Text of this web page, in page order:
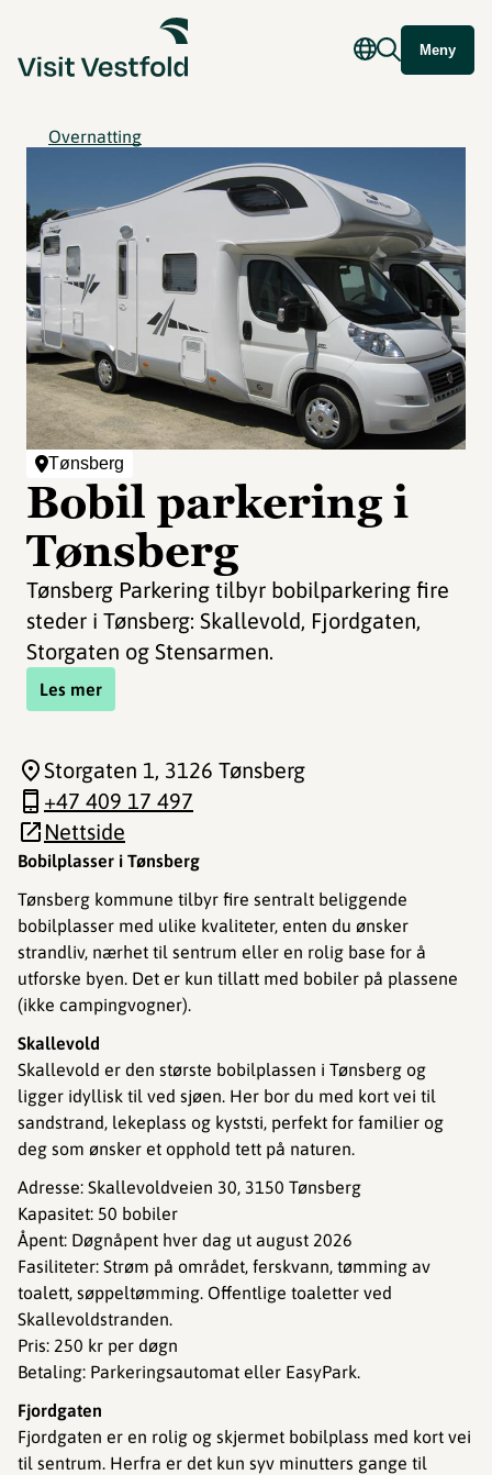
Meny
Overnatting
Tønsberg
Bobil parkering i
Tønsberg
Tønsberg Parkering tilbyr bobilparkering fire
steder i Tønsberg: Skallevold, Fjordgaten,
Storgaten og Stensarmen.
Les mer
Bobilplasser i Tønsberg
Tønsberg kommune tilbyr fire sentralt beliggende
bobilplasser med ulike kvaliteter, enten du ønsker
strandliv, nærhet til sentrum eller en rolig base for å
utforske byen. Det er kun tillatt med bobiler på plassene
(ikke campingvogner).
Skallevold
Skallevold er den største bobilplassen i Tønsberg og
ligger idyllisk til ved sjøen. Her bor du med kort vei til
sandstrand, lekeplass og kyststi, perfekt for familier og
deg som ønsker et opphold tett på naturen.
Adresse: Skallevoldveien 30, 3150 Tønsberg
Kapasitet: 50 bobiler
Åpent: Døgnåpent hver dag ut august 2026
Fasiliteter: Strøm på området, ferskvann, tømming av
toalett, søppeltømming. Offentlige toaletter ved
Skallevoldstranden.
Pris: 250 kr per døgn
Betaling: Parkeringsautomat eller EasyPark.
Fjordgaten
Fjordgaten er en rolig og skjermet bobilplass med kort vei
til sentrum. Herfra er det kun syv minutters gange til
Storgaten 1, 3126 Tønsberg
+47 409 17 497
Nettside